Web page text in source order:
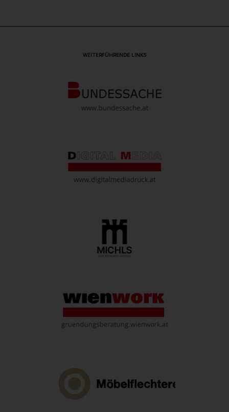
WEITERFÜHRENDE LINKS